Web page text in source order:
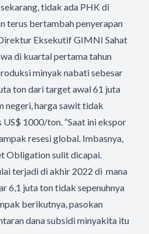
tidak ada PHK di
terus bertambah penyerapan
Eksekutif GIMNI Sahat
di kuartal pertama tahun
minyak nabati sebesar
ton dari target awal 61 juta
negeri, harga sawit tidak
1000/ton. “Saat ini ekspor
resesi global. Imbasnya,
Obligation sulit dicapai.
terjadi di akhir 2022 di mana
6,1 juta ton tidak sepenuhnya
berikutnya, pasokan
dana subsidi minyakita itu